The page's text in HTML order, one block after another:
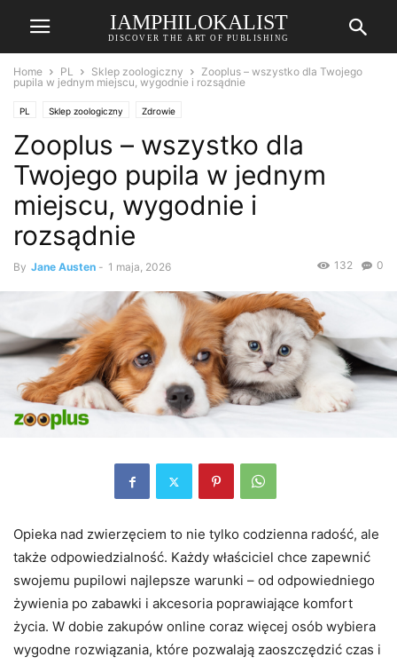
IAMPHILOKALIST
DISCOVER THE ART OF PUBLISHING
Home PL Sklep zoologiczny
Zooplus – wszystko dla Twojego
pupila w jednym miejscu, wygodnie i rozsądnie
PL Sklep zoologiczny Zdrowie
Zooplus – wszystko dla
Twojego pupila w jednym
miejscu, wygodnie i
rozsądnie
By Jane Austen - 1 maja, 2026 0
132
Opieka nad zwierzęciem to nie tylko codzienna radość, ale
także odpowiedzialność. Każdy właściciel chce zapewnić
swojemu pupilowi najlepsze warunki – od odpowiedniego
żywienia po zabawki i akcesoria poprawiające komfort
życia. W dobie zakupów online coraz więcej osób wybiera
wygodne rozwiązania, które pozwalają zaoszczędzić czas i